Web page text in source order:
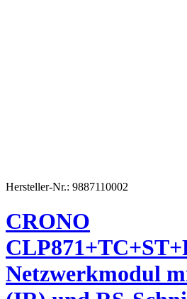
Hersteller-Nr.: 9887110002
CRONO
Netzwerkmodul